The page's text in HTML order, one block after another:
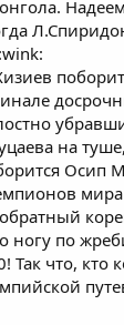
на
Осип
ногу по
Так что, кто